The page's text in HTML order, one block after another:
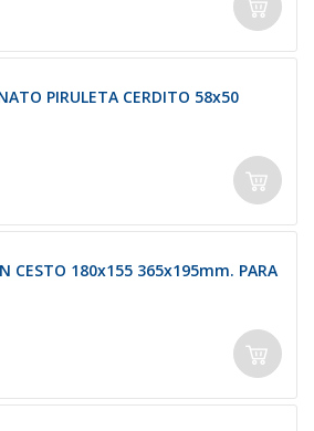
PIRULETA CERDITO 58x50
CESTO 180x155 365x195mm. PARA